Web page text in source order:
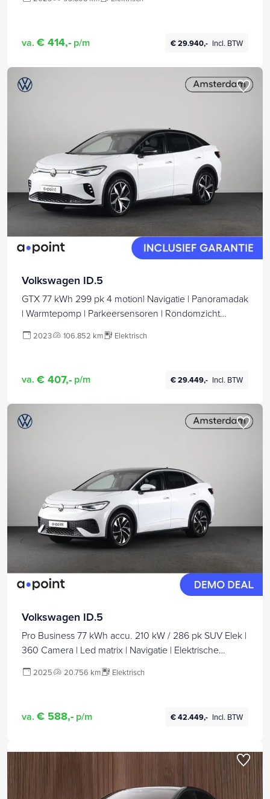
va. € 414,- p/m € 29.940,- Incl. BTW
Volkswagen ID.5
GTX 77 kWh 299 pk 4 motion| Navigatie | Panoramadak
| Warmtepomp | Parkeersensoren | Rondomzicht
2023 106.852 km Elektrisch
va. € 407,- p/m € 29.449,- Incl. BTW
Volkswagen ID.5
Pro Business 77 kWh accu. 210 kW / 286 pk SUV Elek |
360 Camera | Led matrix | Navigatie | Elektrische
2025 20.756 km Elektrisch
va. € 588,- p/m € 42.449,- Incl. BTW